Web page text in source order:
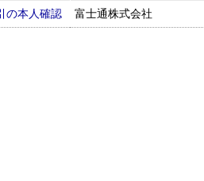
の本人確認
富士通株式会社